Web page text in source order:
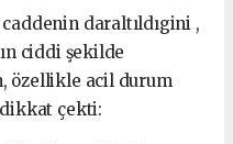
daraltıldıgini ,
ciddi şekilde
özellikle acil durum
dikkat çekti: